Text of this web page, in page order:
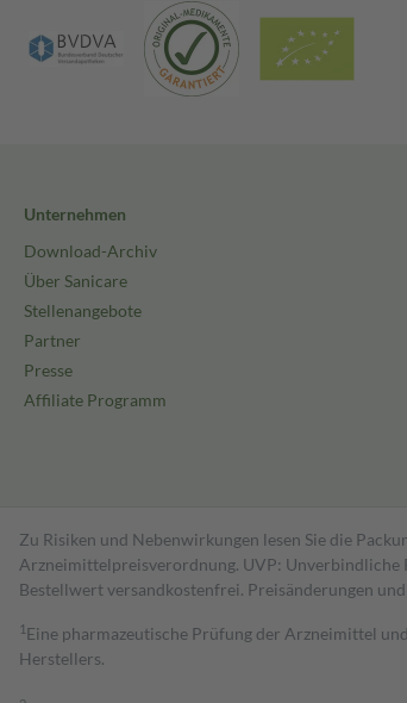
Unternehmen
Download-Archiv
Über Sanicare
Stellenangebote
Partner
Presse
Affiliate Programm
Zu Risiken und Nebenwirkungen lesen Sie die
Arzneimittelpreisverordnung. UVP: Unverbindliche
Bestell­wert versand­kosten­frei. Preisänderungen
1 Eine pharmazeutische Prüfung der Arzneimittel
Herstellers.